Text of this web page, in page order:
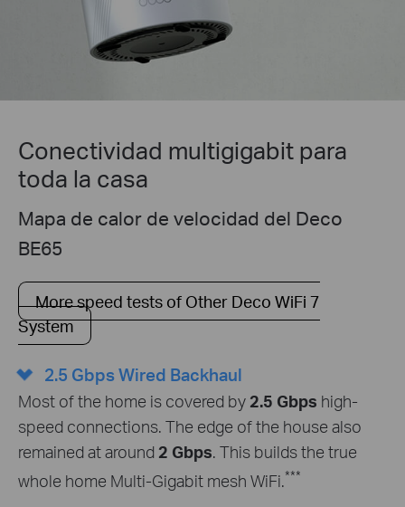
Conectividad multigigabit para
toda la casa
Mapa de calor de velocidad del Deco
BE65
More speed tests of Other Deco WiFi 7
System
2.5 Gbps Wired Backhaul
Most of the home is covered by 2.5 Gbps high-
speed connections. The edge of the house also
remained at around 2 Gbps. This builds the true
whole home Multi-Gigabit mesh WiFi.***